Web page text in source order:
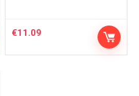
€11.09